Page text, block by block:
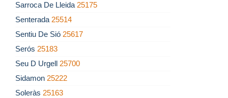
Sarroca De Lleida 25175
Senterada 25514
Sentiu De Sió 25617
Serós 25183
Seu D Urgell 25700
Sidamon 25222
Soleràs 25163